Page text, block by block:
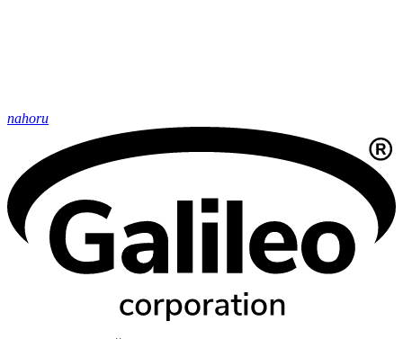
nahoru